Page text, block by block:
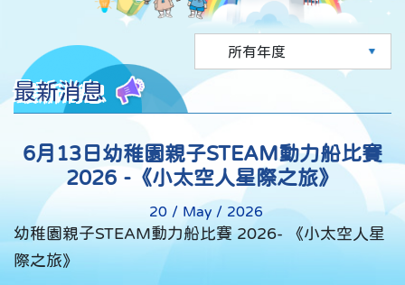
最新消息
6月13日幼稚園親子STEAM動力船比賽
2026 -《小太空人星際之旅》
20 / May / 2026
幼稚園親子STEAM動力船比賽 2026- 《小太空人星
際之旅》